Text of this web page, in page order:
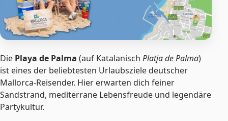
Die Playa de Palma (auf Katalanisch Platja de Palma)
ist eines der beliebtesten Urlaubsziele deutscher
Mallorca-Reisender. Hier erwarten dich feiner
Sandstrand, mediterrane Lebensfreude und legendäre
Partykultur.